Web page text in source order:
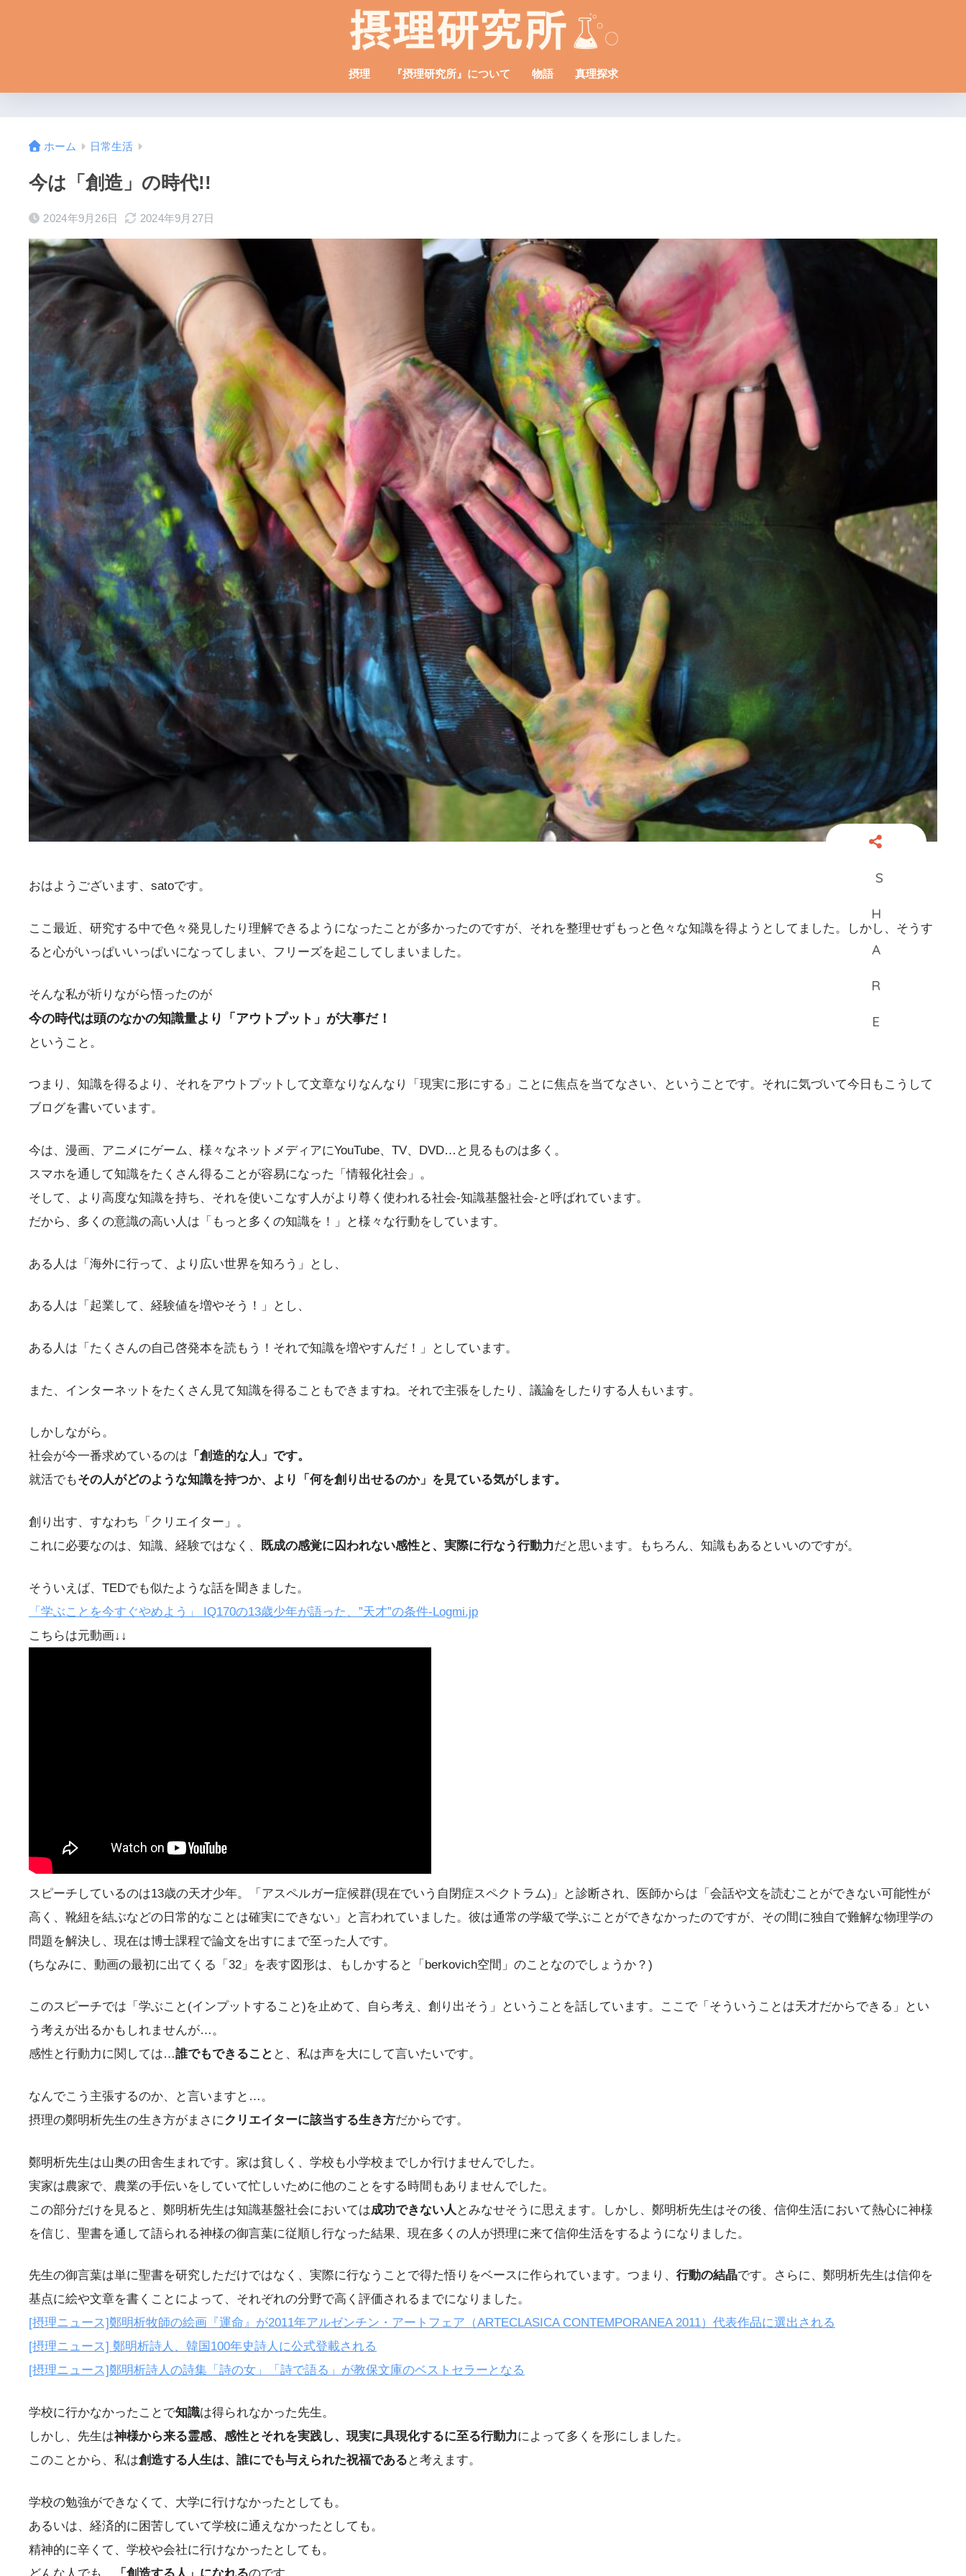
摂理 『摂理研究所』について 物語 真理探求
ホーム 日常生活
今は「創造」の時代!!
2024年9月26日 2024年9月27日
おはようございます、satoです。
ここ最近、研究する中で色々発見したり理解できるようになったことが多かったのですが、それを整理せずもっと色々な知識を得ようとしてました。しかし、そうす
ると心がいっぱいいっぱいになってしまい、フリーズを起こしてしまいました。
そんな私が祈りながら悟ったのが
今の時代は頭のなかの知識量より「アウトプット」が大事だ！
ということ。
つまり、知識を得るより、それをアウトプットして文章なりなんなり「現実に形にする」ことに焦点を当てなさい、ということです。それに気づいて今日もこうして
ブログを書いています。
今は、漫画、アニメにゲーム、様々なネットメディアにYouTube、TV、DVD…と見るものは多く。
スマホを通して知識をたくさん得ることが容易になった「情報化社会」。
そして、より高度な知識を持ち、それを使いこなす人がより尊く使われる社会-知識基盤社会-と呼ばれています。
だから、多くの意識の高い人は「もっと多くの知識を！」と様々な行動をしています。
ある人は「海外に行って、より広い世界を知ろう」とし、
ある人は「起業して、経験値を増やそう！」とし、
ある人は「たくさんの自己啓発本を読もう！それで知識を増やすんだ！」としています。
また、インターネットをたくさん見て知識を得ることもできますね。それで主張をしたり、議論をしたりする人もいます。
しかしながら。
社会が今一番求めているのは 「創造的な人」です。
就活でもその人がどのような知識を持つか、より「何を創り出せるのか」を見ている気がします。
創り出す、すなわち「クリエイター」。
これに必要なのは、知識、経験ではなく、 既成の感覚に囚われない感性と、実際に行なう行動力だと思います。もちろん、知識もあるといいのですが。
そういえば、TEDでも似たような話を聞きました。
「学ぶことを今すぐやめよう」 IQ170の13歳少年が語った、”天才”の条件-Logmi.jp
こちらは元動画↓↓
スピーチしているのは13歳の天才少年。「アスペルガー症候群(現在でいう自閉症スペクトラム)」と診断され、医師からは「会話や文を読むことができない可能性が
高く、靴紐を結ぶなどの日常的なことは確実にできない」と言われていました。彼は通常の学級で学ぶことができなかったのですが、その間に独自で難解な物理学の
問題を解決し、現在は博士課程で論文を出すにまで至った人です。
(ちなみに、動画の最初に出てくる「32」を表す図形は、もしかすると「berkovich空間」のことなのでしょうか？)
このスピーチでは「学ぶこと(インプットすること)を止めて、自ら考え、創り出そう」ということを話しています。ここで「そういうことは天才だからできる」とい
う考えが出るかもしれませんが…。
感性と行動力に関しては…誰でもできること と、私は声を大にして言いたいです。
なんでこう主張するのか、と言いますと…。
摂理の鄭明析先生の生き方がまさにクリエイターに該当する生き方だからです。
鄭明析先生は山奥の田舎生まれです。家は貧しく、学校も小学校までしか行けませんでした。
実家は農家で、農業の手伝いをしていて忙しいために他のことをする時間もありませんでした。
この部分だけを見ると、鄭明析先生は知識基盤社会においては成功できない人 とみなせそうに思えます。しかし、鄭明析先生はその後、信仰生活において熱心に神様
を信じ、聖書を通して語られる神様の御言葉に従順し行なった結果、現在多くの人が摂理に来て信仰生活をするようになりました。
先生の御言葉は単に聖書を研究しただけではなく、実際に行なうことで得た悟りをベースに作られています。つまり、 行動の結晶です。さらに、鄭明析先生は信仰を
基点に絵や文章を書くことによって、それぞれの分野で高く評価されるまでになりました。
[摂理ニュース]鄭明析牧師の絵画『運命』が2011年アルゼンチン・アートフェア（ARTECLASICA CONTEMPORANEA 2011）代表作品に選出される
[摂理ニュース] 鄭明析詩人、韓国100年史詩人に公式登載される
[摂理ニュース]鄭明析詩人の詩集「詩の女」「詩で語る」が教保文庫のベストセラーとなる
学校に行かなかったことで知識は得られなかった先生。
しかし、先生は神様から来る霊感、感性とそれを実践し、現実に具現化するに至る行動力によって多くを形にしました。
このことから、私は創造する人生は、誰にでも与えられた祝福である と考えます。
学校の勉強ができなくて、大学に行けなかったとしても。
あるいは、経済的に困苦していて学校に通えなかったとしても。
精神的に辛くて、学校や会社に行けなかったとしても。